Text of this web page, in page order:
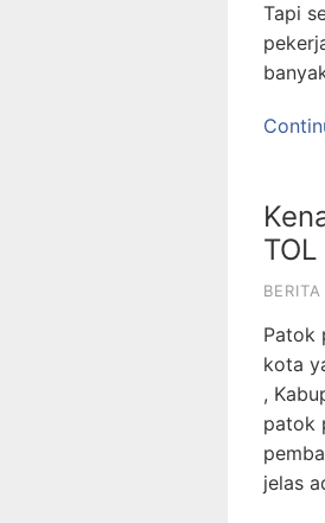
Tapi
BERITA
Patok
kota
,
patok
jelas